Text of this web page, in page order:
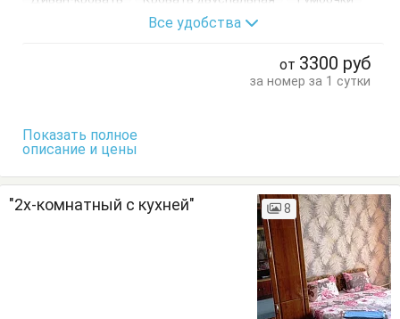
Все удобства
от 3300 руб
за номер за 1 сутки
Показать полное
описание и цены
"2х-комнатный с кухней" 8